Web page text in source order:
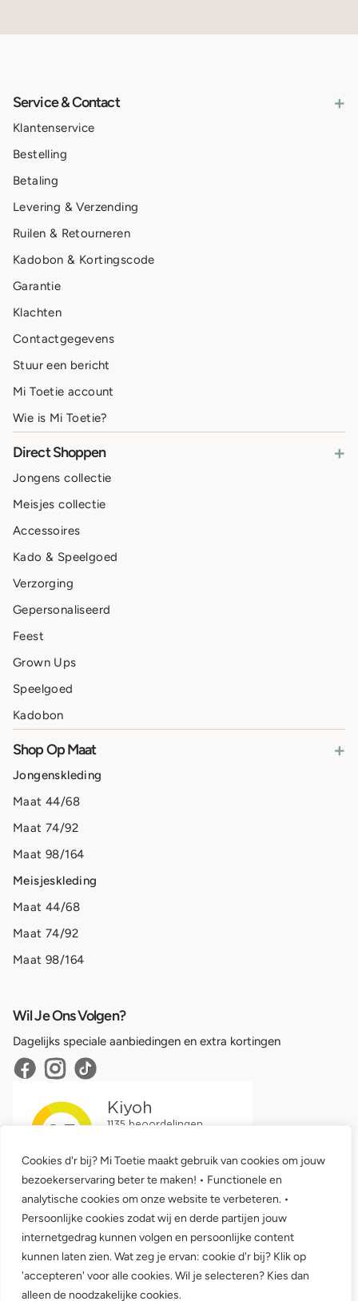
Cookies d'r bij? Mi Toetie maakt gebruik van cookies om jouw
bezoekerservaring beter te maken! • Functionele en
analytische cookies om onze website te verbeteren. •
Persoonlijke cookies zodat wij en derde partijen jouw
internetgedrag kunnen volgen en persoonlijke content
kunnen laten zien. Wat zeg je ervan: cookie d'r bij? Klik op
'accepteren' voor alle cookies. Wil je selecteren? Kies dan
alleen de noodzakelijke cookies.
Service & Contact +
Klantenservice
Bestelling
Betaling
Levering & Verzending
Ruilen & Retourneren
Kadobon & Kortingscode
Garantie
Klachten
Contactgegevens
Stuur een bericht
Mi Toetie account
Wie is Mi Toetie?
Direct Shoppen +
Jongens collectie
Meisjes collectie
Accessoires
Kado & Speelgoed
Verzorging
Gepersonaliseerd
Feest
Grown Ups
Speelgoed
Kadobon
Shop Op Maat +
Jongenskleding
Maat 44/68
Maat 74/92
Maat 98/164
Meisjeskleding
Maat 44/68
Maat 74/92
Maat 98/164
Wil Je Ons Volgen?
Dagelijks speciale aanbiedingen en extra kortingen
Algemene voorwaarden •